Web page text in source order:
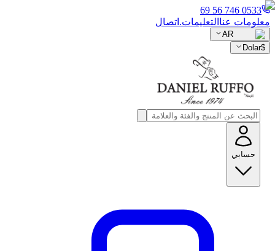
0533 746 56 69
معلومات عنا التعليمات. اتصال
AR
$
Dolar
حسابي